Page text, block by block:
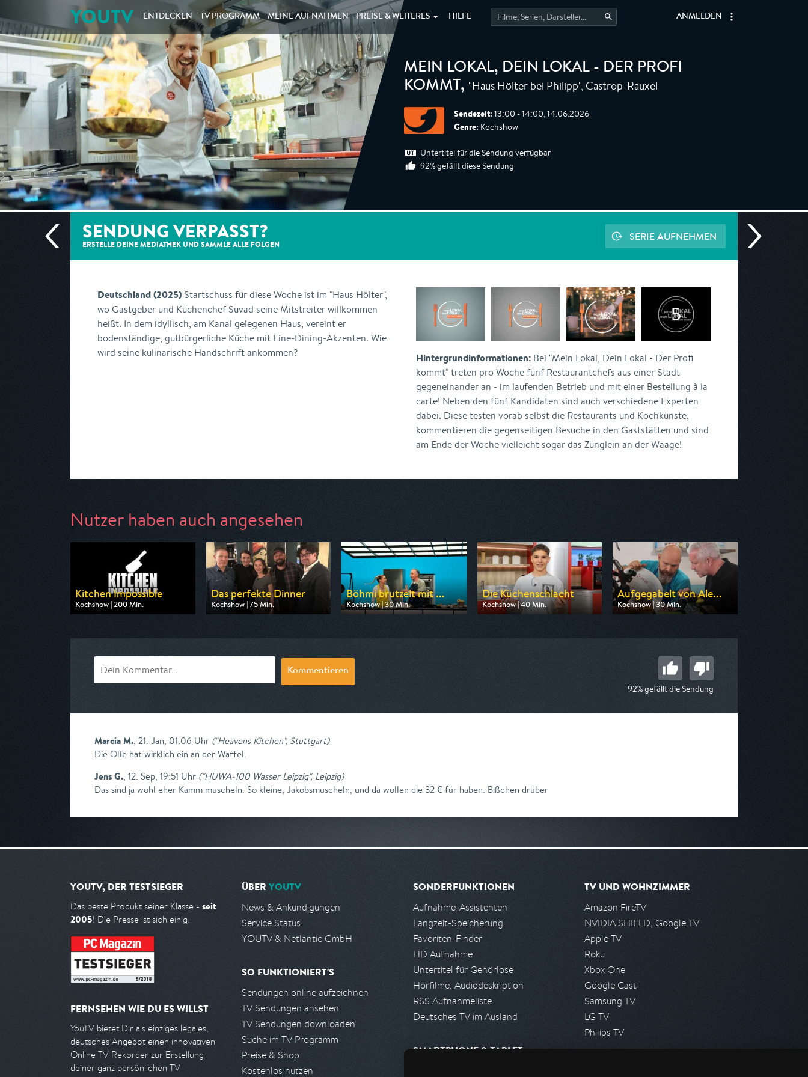
YOUTV ENTDECKEN TV PROGRAMM MEINE AUFNAHMEN PREISE &WEITERES HILFE ANMELDEN
MEIN LOKAL, DEIN LOKAL - DER PROFI
KOMMT, "Haus Hölter bei Philipp", Castrop-Rauxel
Sendezeit: 13:00 - 14:00, 14.06.2026
Genre: Kochshow
Untertitel für die Sendung verfügbar
92% gefällt diese Sendung
SENDUNG VERPASST?
ERSTELLE DEINE MEDIATHEK UND SAMMLE ALLE FOLGEN
SERIE AUFNEHMEN
Deutschland (2025) Startschuss für diese Woche ist im "Haus Hölter",
wo Gastgeber und Küchenchef Suvad seine Mitstreiter willkommen
heißt. In dem idyllisch, am Kanal gelegenen Haus, vereint er
bodenständige, gutbürgerliche Küche mit Fine-Dining-Akzenten. Wie
wird seine kulinarische Handschrift ankommen?
Hintergrundinformationen: Bei "Mein Lokal, Dein Lokal - Der Profi
kommt" treten pro Woche fünf Restaurantchefs aus einer Stadt
gegeneinander an - im laufenden Betrieb und mit einer Bestellung à la
carte! Neben den fünf Kandidaten sind auch verschiedene Experten
dabei. Diese testen vorab selbst die Restaurants und Kochkünste,
kommentieren die gegenseitigen Besuche in den Gaststätten und sind
am Ende der Woche vielleicht sogar das Zünglein an der Waage!
Nutzer haben auch angesehen
Kitchen Impossible
Kochshow | 200 Min.
Ausgestrahlt von VOX
Das perfekte Dinner
Kochshow | 75 Min.
Ausgestrahlt von VOX
Böhmi brutzelt mit ...
Kochshow | 30 Min.
Ausgestrahlt von ZDF neo
Die Küchenschlacht
Kochshow | 40 Min.
Ausgestrahlt von ZDF neo
Aufgegabelt von Ale...
Kochshow | 30 Min.
Ausgestrahlt von BR
Kommentieren
92% gefällt die Sendung
Marcia M., 21. Jan, 01:06 Uhr ("Heavens Kitchen", Stuttgart)
Die Olle hat wirklich ein an der Waffel.
Jens G., 12. Sep, 19:51 Uhr ("HUWA-100 Wasser Leipzig", Leipzig)
Das sind ja wohl eher Kamm muscheln. So kleine, Jakobsmuscheln, und da wollen die 32 € für haben. Bißchen drüber
YOUTV, DER TESTSIEGER
Das beste Produkt seiner Klasse - seit
2005! Die Presse ist sich einig.
FERNSEHEN WIE DU ES WILLST
YouTV bietet Dir als einziges legales,
deutsches Angebot einen innovativen
Online TV Rekorder zur Erstellung
deiner ganz persönlichen TV
ÜBER YOUTV
News & Ankündigungen
Service Status
YOUTV & Netlantic GmbH
SO FUNKTIONIERT'S
Sendungen online aufzeichnen
TV Sendungen ansehen
TV Sendungen downloaden
Suche im TV Programm
Preise & Shop
Kostenlos nutzen
SONDERFUNKTIONEN
Aufnahme-Assistenten
Langzeit-Speicherung
Favoriten-Finder
HD Aufnahme
Untertitel für Gehörlose
Hörfilme, Audiodeskription
RSS Aufnahmeliste
Deutsches TV im Ausland
SMARTPHONE & TABLET
TV UND WOHNZIMMER
Amazon FireTV
NVIDIA SHIELD, Google TV
Apple TV
Roku
Xbox One
Google Cast
Samsung TV
LG TV
Philips TV